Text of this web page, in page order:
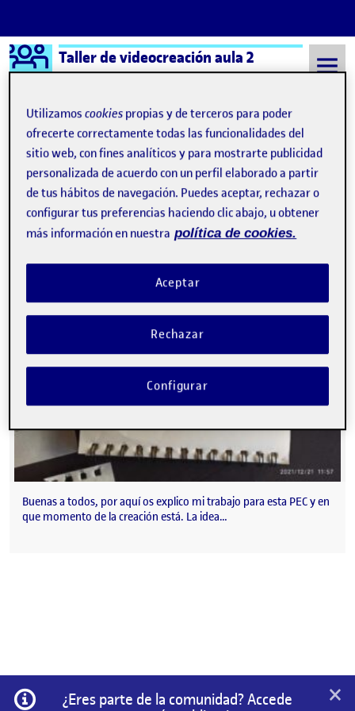
Saltar al contenido
Logo Ágora
Taller de videocreación aula 2
Semestre 20211 - Aula 2 Manuel Martínez Álvarez
Manuel Martínez Álvarez
Proceso trabajo.
Publicado por
Manuel Martínez Álvarez
Fecha de publicación
4 comentarios
Buenas a todos, por aquí os explico mi trabajo para esta PEC y en
que momento de la creación está. La idea…
Información
¿Eres parte de la comunidad? Accede
×
Utilizamoscookies propias y de terceros para poder
ofrecerte correctamente todas las funcionalidades del
sitio web, con fines analíticos y para mostrarte publicidad
personalizada de acuerdo con un perfil elaborado a partir
de tus hábitos de navegación. Puedes aceptar, rechazar o
configurar tus preferencias haciendo clic abajo, u obtener
más información en nuestra política de cookies.
Rechazar
Aceptar
Configurar